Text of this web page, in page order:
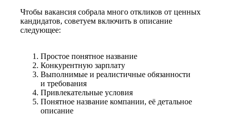
Чтобы вакансия собрала много откликов от ценных
кандидатов, советуем включить в описание
следующее:
Простое понятное название
Конкурентную зарплату
Выполнимые и реалистичные обязанности
и требования
Привлекательные условия
Понятное название компании, её детальное
описание